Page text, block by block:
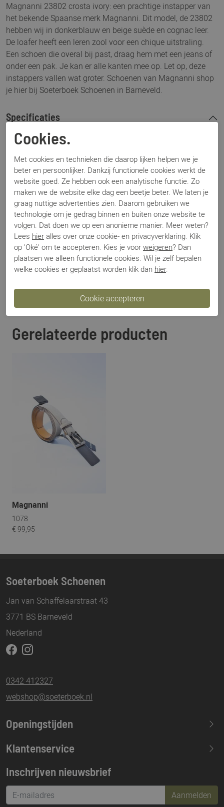
Magnanni 23802 crosta ivory: een prachtige instapper van
het bekende Spaanse merk Magnanni. Dit model, de 23802
hebben wij in donkerblauw en beige suède en cognac leer.
De loafer heeft een leren zool voor een chique uitstraling.
Een schoen die overal bij past, draag hem met een jeans of
onder een pak. Je kan er alle kanten mee op. Let op, deze
instappers vallen wat groter. Schoenen van Magnanni shop
je hier bij Soeterboek Schoenen in Barneveld.
Specificaties
Merk
Artikelnummer
23802
Los voetbed
Nee
Categorie
Instapper
Kleur
Beige
Materiaal
Suede
Bestelcode
000003758
Betalen
Gerelateerde producten
Magnanni
1078
€ 99,95
Soeterboek Schoenen
Jan van Schaffelaarstraat 43
3771 BS Barneveld
Nederland
0342 412327
webshop@soeterboek.nl
Openingstijden
Maandag
13.30-17.30
Woensdag
Donderdag
09.30-17.30
Klantenservice
Inschrijven nieuwsbrief
Aanmelden
Cookies.
Met cookies en technieken die daarop lijken helpen we je
beter en persoonlijker. Dankzij functionele cookies werkt de
website goed. Ze hebben ook een analytische functie. Zo
maken we de website elke dag een beetje beter. We laten je
graag nuttige advertenties zien. Daarom gebruiken we
technologie om je gedrag binnen en buiten onze website te
volgen. Dat doen we op een anonieme manier. Meer weten?
Lees hier alles over onze cookie- en privacyverklaring. Klik
op 'Oké' om te accepteren. Kies je voor weigeren? Dan
plaatsen we alleen functionele cookies. Wil je zelf bepalen
welke cookies er geplaatst worden klik dan hier.